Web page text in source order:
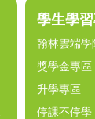
學生學
翰林雲端學
獎學金專區
升學專區
停課不停學